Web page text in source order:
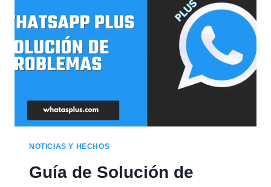
COMPLETA
NOTICIAS Y HECHOS
Guía de Solución de